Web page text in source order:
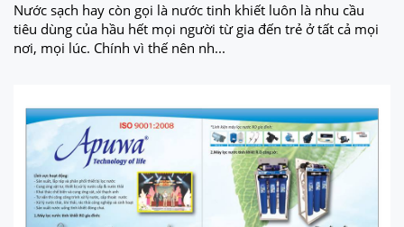
Nước sạch hay còn gọi là nước tinh khiết luôn là nhu cầu
tiêu dùng của hầu hết mọi người từ gia đến trẻ ở tất cả mọi
nơi, mọi lúc. Chính vì thế nên nh...